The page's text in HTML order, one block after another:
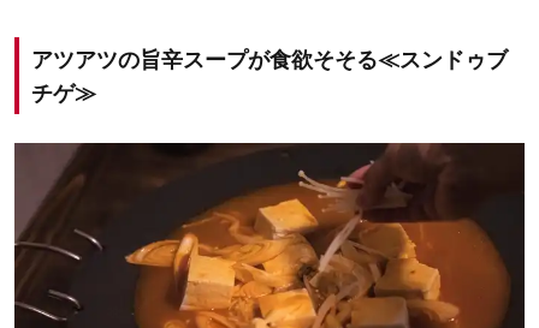
アツアツの旨辛スープが食欲そそる≪スンドゥブ
チゲ≫